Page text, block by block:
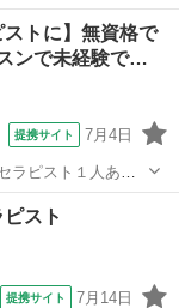
生モノの技術を身に
ストに】無資格で
ンで未経験で…
提携サイト 7月4日
生モノの技術を身に
スト
提携サイト 7月14日